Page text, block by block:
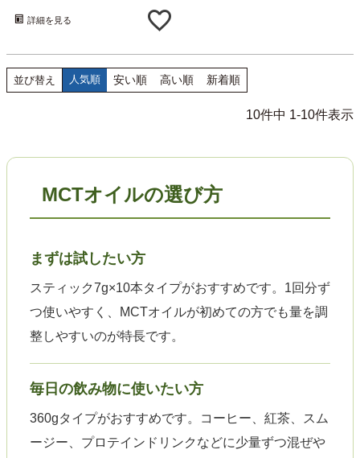
詳細を見る
並び替え 人気順 安い順 高い順 新着順
10件中 1-10件表示
MCTオイルの選び方
まずは試したい方
スティック7g×10本タイプがおすすめです。1回分ず
つ使いやすく、MCTオイルが初めての方でも量を調
整しやすいのが特長です。
毎日の飲み物に使いたい方
360gタイプがおすすめです。コーヒー、紅茶、スム
ージー、プロテインドリンクなどに少量ずつ混ぜや